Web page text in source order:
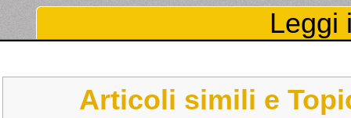
Leggi
Articoli simili e